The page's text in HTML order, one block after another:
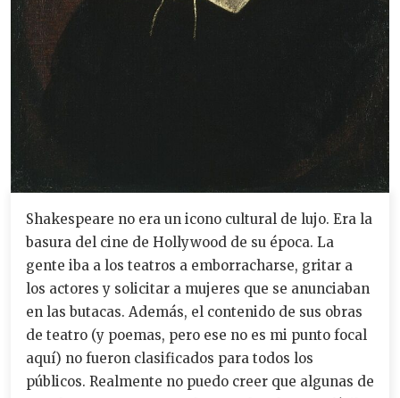
Shakespeare no era un icono cultural de lujo. Era la
basura del cine de Hollywood de su época. La
gente iba a los teatros a emborracharse, gritar a
los actores y solicitar a mujeres que se anunciaban
en las butacas. Además, el contenido de sus obras
de teatro (y poemas, pero ese no es mi punto focal
aquí) no fueron clasificados para todos los
públicos. Realmente no puedo creer que algunas de